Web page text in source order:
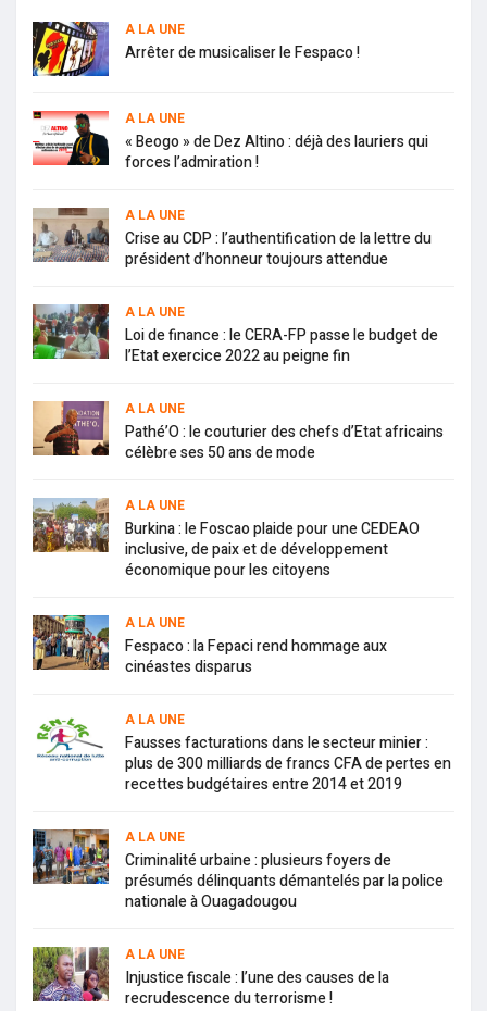
A LA UNE
Arrêter de musicaliser le Fespaco !
A LA UNE
« Beogo » de Dez Altino : déjà des lauriers qui
forces l’admiration !
A LA UNE
Crise au CDP : l’authentification de la lettre du
président d’honneur toujours attendue
A LA UNE
Loi de finance : le CERA-FP passe le budget de
l’Etat exercice 2022 au peigne fin
A LA UNE
Pathé’O : le couturier des chefs d’Etat africains
célèbre ses 50 ans de mode
A LA UNE
Burkina : le Foscao plaide pour une CEDEAO
inclusive, de paix et de développement
économique pour les citoyens
A LA UNE
Fespaco : la Fepaci rend hommage aux
cinéastes disparus
A LA UNE
Fausses facturations dans le secteur minier :
plus de 300 milliards de francs CFA de pertes en
recettes budgétaires entre 2014 et 2019
A LA UNE
Criminalité urbaine : plusieurs foyers de
présumés délinquants démantelés par la police
nationale à Ouagadougou
A LA UNE
Injustice fiscale : l’une des causes de la
recrudescence du terrorisme !